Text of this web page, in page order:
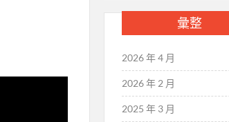
彙整
2026 年 4 月
2026 年 2 月
2025 年 3 月